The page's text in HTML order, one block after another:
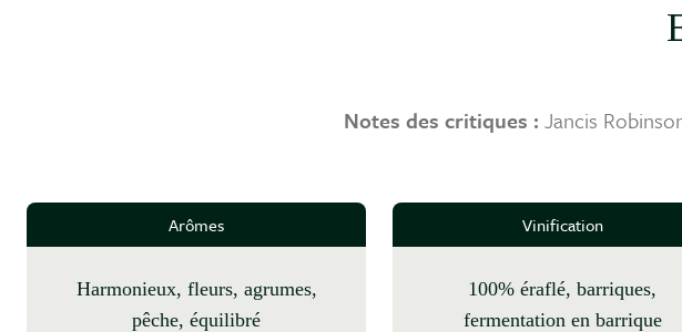
Notes des critiques : Jancis
Arômes
harmonieux, fleurs, agrumes,
pêche, équilibré
Vinification
100% éraflé, barriques,
fermentation en barrique